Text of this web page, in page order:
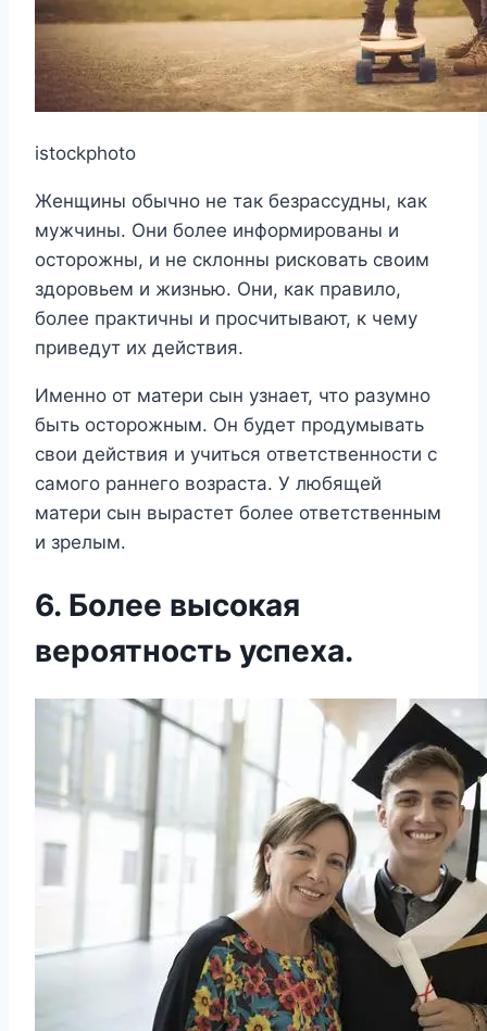
istockphoto
Женщины обычно не так безрассудны, как
мужчины. Они более информированы и
осторожны, и не склонны рисковать своим
здоровьем и жизнью. Они, как правило,
более практичны и просчитывают, к чему
приведут их действия.
Именно от матери сын узнает, что разумно
быть осторожным. Он будет продумывать
свои действия и учиться ответственности с
самого раннего возраста. У любящей
матери сын вырастет более ответственным
и зрелым.
6. Более высокая
вероятность успеха.